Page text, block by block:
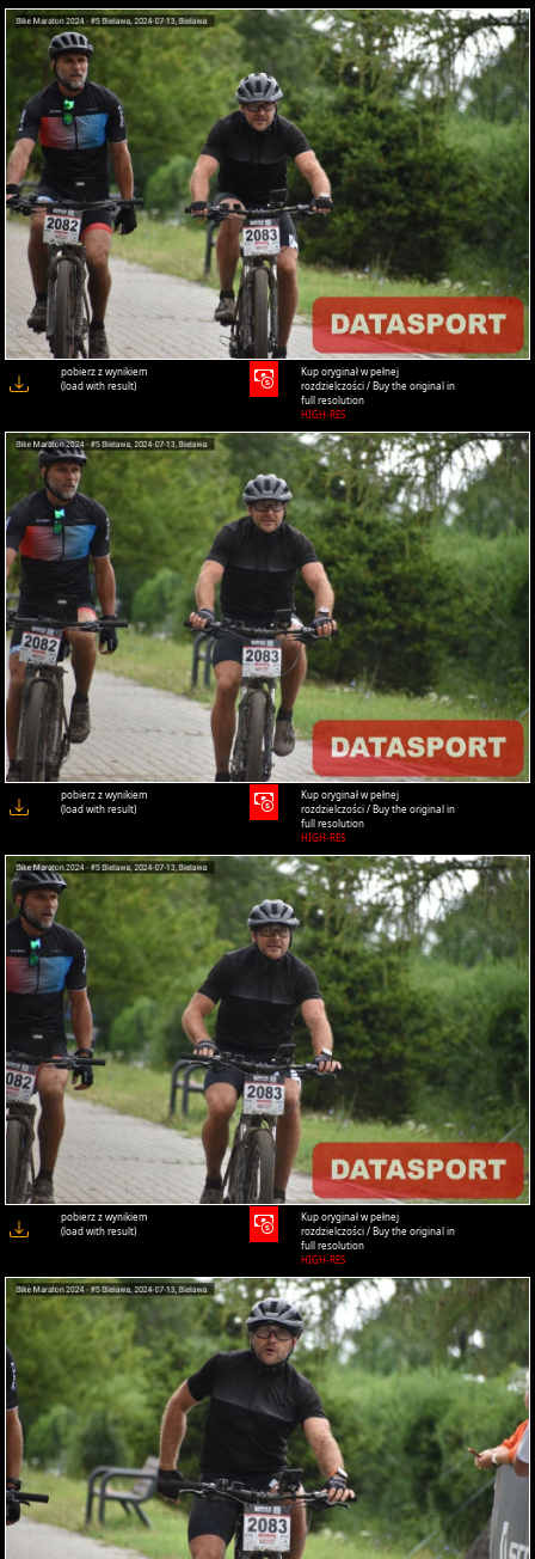
pobierz z wynikiem
(load with result)
Kup oryginał w pełnej
rozdzielczości / Buy the original in
full resolution
HIGH-RES
pobierz z wynikiem
(load with result)
Kup oryginał w pełnej
rozdzielczości / Buy the original in
full resolution
HIGH-RES
pobierz z wynikiem
(load with result)
Kup oryginał w pełnej
rozdzielczości / Buy the original in
full resolution
HIGH-RES